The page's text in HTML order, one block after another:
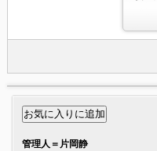
管理人＝片岡静